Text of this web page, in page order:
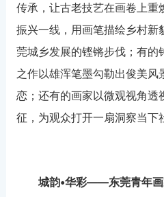
传承，让古老技艺在画卷上重
振兴一线，用画笔描绘乡村新
莞城乡发展的铿锵步伐；有的
之作以雄浑笔墨勾勒出俊美风
恋；还有的画家以微观视角透
征，为观众打开一扇洞察当下
城韵•华彩——东莞青年